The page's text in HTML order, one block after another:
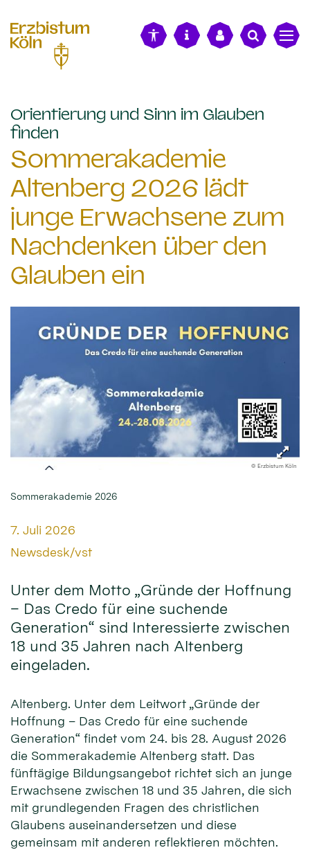
Orientierung und Sinn im Glauben
finden
Sommerakademie
Altenberg 2026 lädt
junge Erwachsene zum
Nachdenken über den
Glauben ein
© Erzbistum Köln
Sommerakademie 2026
Datum:
7. Juli 2026
Von:
Newsdesk/vst
Unter dem Motto „Gründe der Hoffnung
– Das Credo für eine suchende
Generation“ sind Interessierte zwischen
18 und 35 Jahren nach Altenberg
eingeladen.
Altenberg. Unter dem Leitwort „Gründe der
Hoffnung – Das Credo für eine suchende
Generation“ findet vom 24. bis 28. August 2026
die Sommerakademie Altenberg statt. Das
fünftägige Bildungsangebot richtet sich an junge
Erwachsene zwischen 18 und 35 Jahren, die sich
mit grundlegenden Fragen des christlichen
Glaubens auseinandersetzen und diese
gemeinsam mit anderen reflektieren möchten.